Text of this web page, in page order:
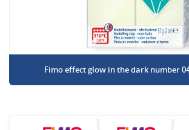
Fimo effect glow in the dark number